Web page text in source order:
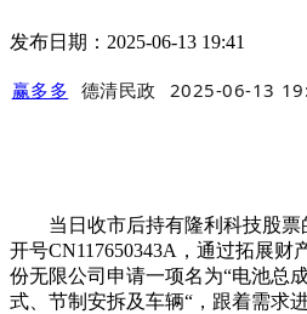
发布日期：2025-06-13 19:41
赢多多 德清民政 2025-06-13
当日收市后持有隆利科技股票
开号CN117650343A，通过拓展财
份无限公司申请一项名为“电池总
式、节制安拆及车辆“，跟着需求